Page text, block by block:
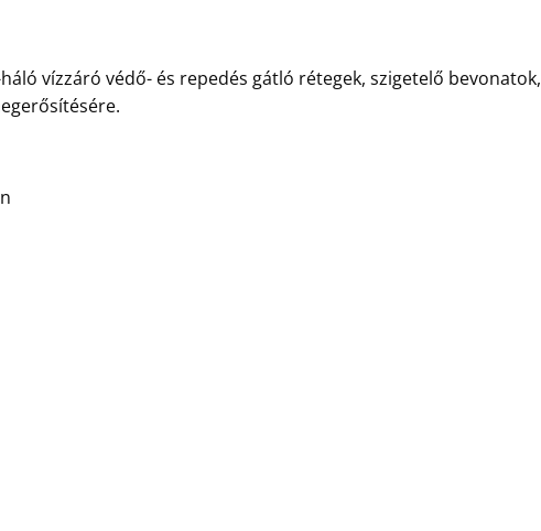
vízzáró védő- és repedés gátló rétegek, szigetelő bevonatok,